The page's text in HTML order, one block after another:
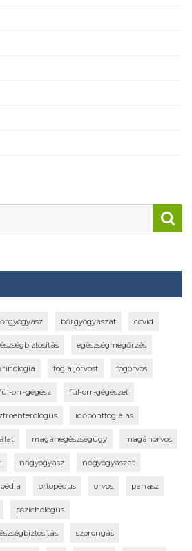
bőrgyógyászat covid
egészségmegőrzés
foglaljorvost fogorvos
orr-gégész fül-orr-gégészet
időpontfoglalás
magánegészségügy magánorvos
nőgyógyász nőgyógyászat
ortopédus orvos panasz
pszichológus
szorongás